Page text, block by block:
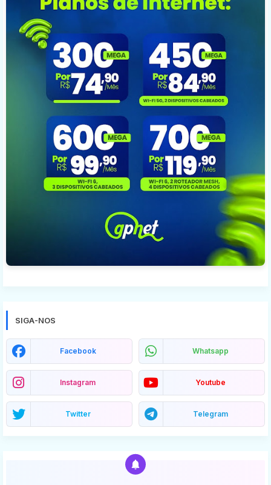
SIGA-NOS
Facebook Whatsapp
Instagram Youtube
Twitter Telegram